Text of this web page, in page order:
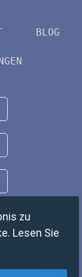
BLOG
zu
Lesen Sie